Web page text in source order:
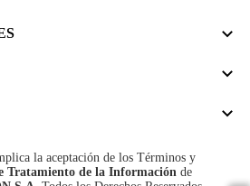
la aceptación de los Términos y
Tratamiento de la Información de